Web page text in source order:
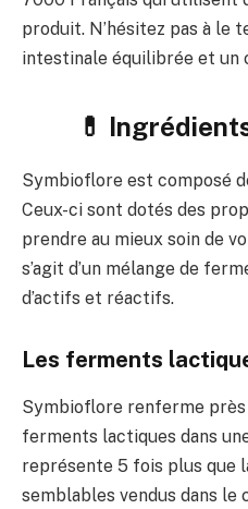
produit. N’hésitez pas à le
intestinale équilibrée et un
💊
Symbioflore est composé
Ceux-ci sont dotés des
prendre au mieux soin de
s’agit d’un mélange de
d’actifs et réactifs.
Les ferments
Symbioflore renferme
ferments lactiques dans
représente 5 fois plus que
semblables vendus dans